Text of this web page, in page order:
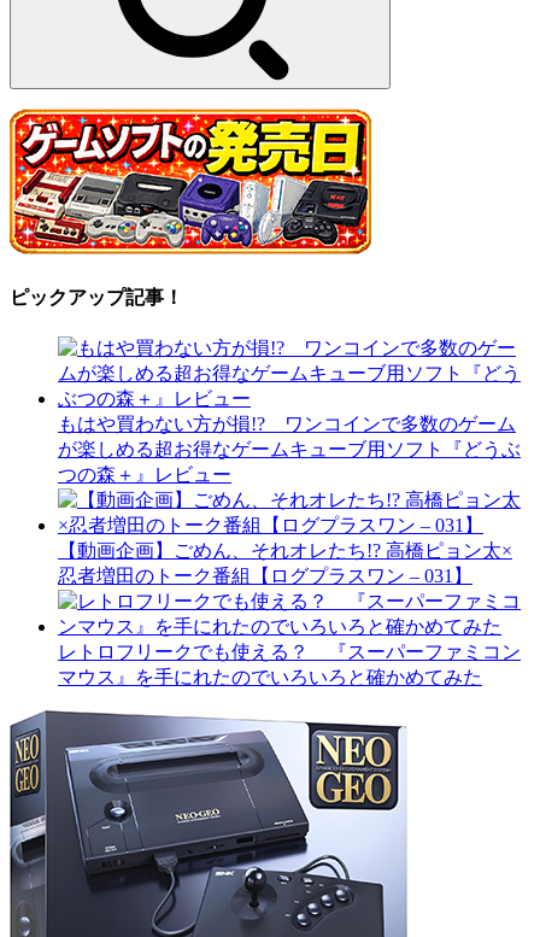
ピックアップ記事！
もはや買わない方が損!? ワンコインで多数のゲーム
が楽しめる超お得なゲームキューブ用ソフト『どうぶ
つの森＋』レビュー
【動画企画】ごめん、それオレたち!? 高橋ピョン太×
忍者増田のトーク番組【ログプラスワン – 031】
レトロフリークでも使える？ 『スーパーファミコン
マウス』を手にれたのでいろいろと確かめてみた